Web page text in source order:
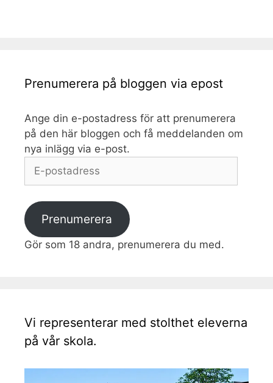
Prenumerera på bloggen via epost
Ange din e-postadress för att prenumerera
på den här bloggen och få meddelanden om
nya inlägg via e-post.
postadress
Prenumerera
Gör som 18 andra, prenumerera du med.
Vi representerar med stolthet eleverna
på vår skola.